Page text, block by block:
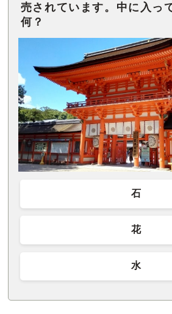
売されています。中に入っ
何？
石
花
水